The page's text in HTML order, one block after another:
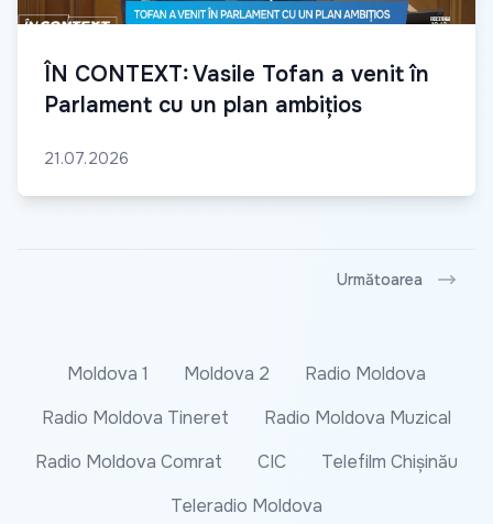
ÎN CONTEXT: Vasile Tofan a venit în
Parlament cu un plan ambițios
21.07.2026
Următoarea
Moldova 1 Moldova 2
Radio Moldova
Radio Moldova Tineret
Radio Moldova Muzical
Radio Moldova Comrat
CIC
Telefilm Chișinău
Teleradio Moldova